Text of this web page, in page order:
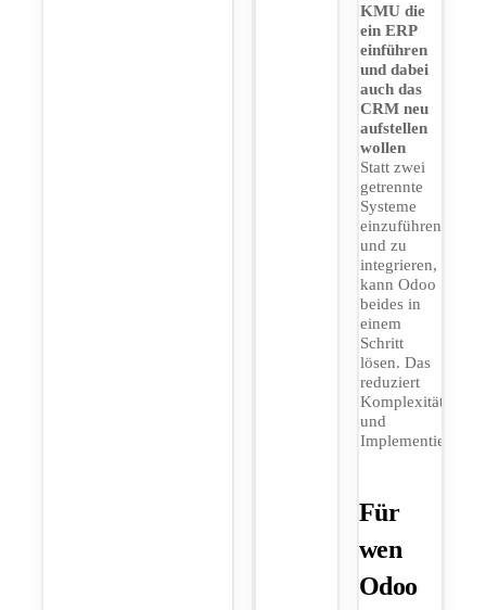
KMU die
ein ERP
einführen
und dabei
auch das
CRM neu
aufstellen
wollen
Statt zwei
getrennte
Systeme
einzuführen
und zu
integrieren,
kann Odoo
beides in
einem
Schritt
lösen. Das
reduziert
Komplexität
und
Für
wen
Odoo